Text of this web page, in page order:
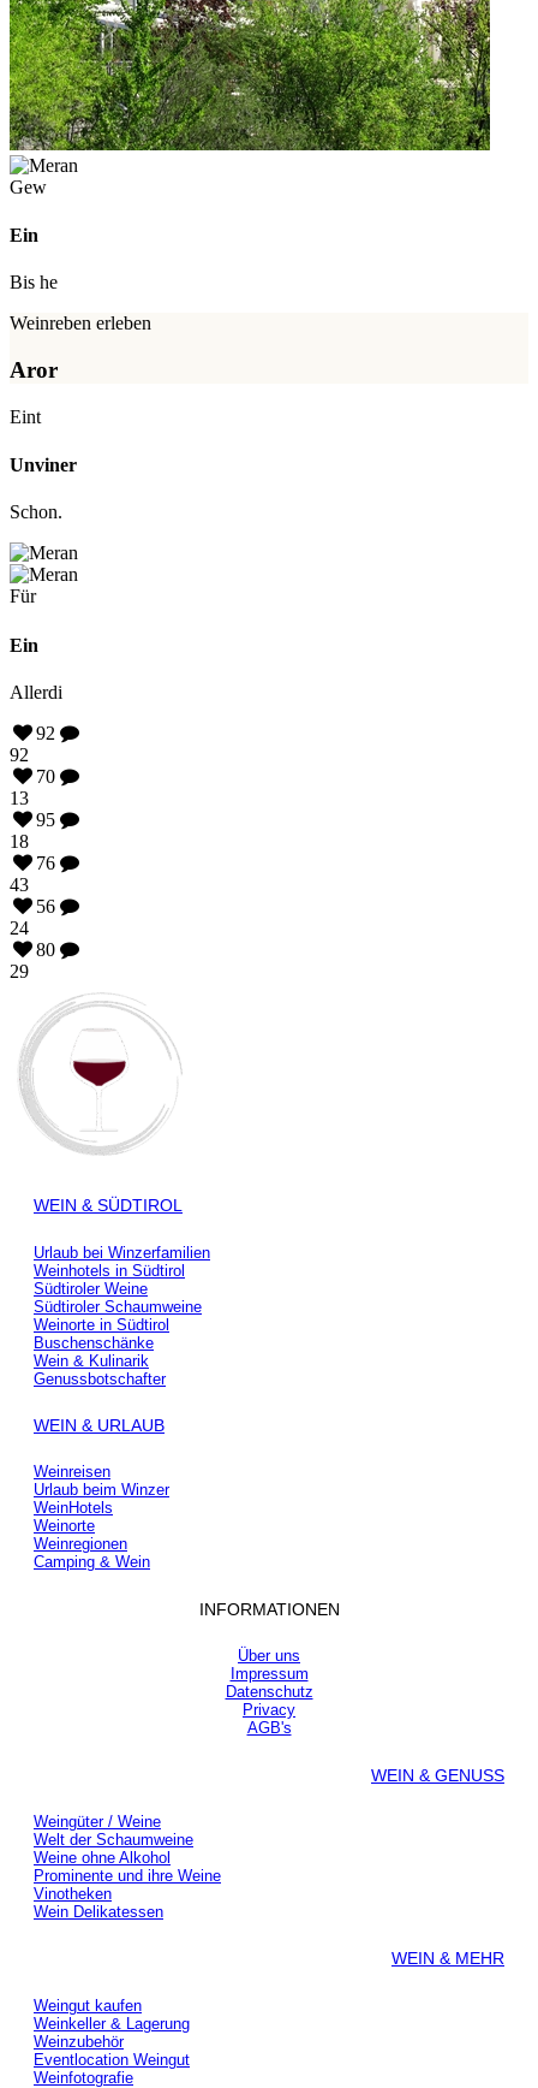
Gew
Ein
Bis he
Weinreben erleben
Aror
Eint
Unviner
Schon.
Für
Ein
Allerdi
92
92
70
13
95
18
76
43
56
24
80
29
WEIN & SÜDTIROL
Urlaub bei Winzerfamilien
Weinhotels in Südtirol
Südtiroler Weine
Südtiroler Schaumweine
Weinorte in Südtirol
Buschenschänke
Wein & Kulinarik
Genussbotschafter
WEIN & URLAUB
Weinreisen
Urlaub beim Winzer
WeinHotels
Weinorte
Weinregionen
Camping & Wein
INFORMATIONEN
Über uns
Impressum
Datenschutz
Privacy
AGB's
WEIN & GENUSS
Weingüter / Weine
Welt der Schaumweine
Weine ohne Alkohol
Prominente und ihre Weine
Vinotheken
Wein Delikatessen
WEIN & MEHR
Weingut kaufen
Weinkeller & Lagerung
Weinzubehör
Eventlocation Weingut
Weinfotografie